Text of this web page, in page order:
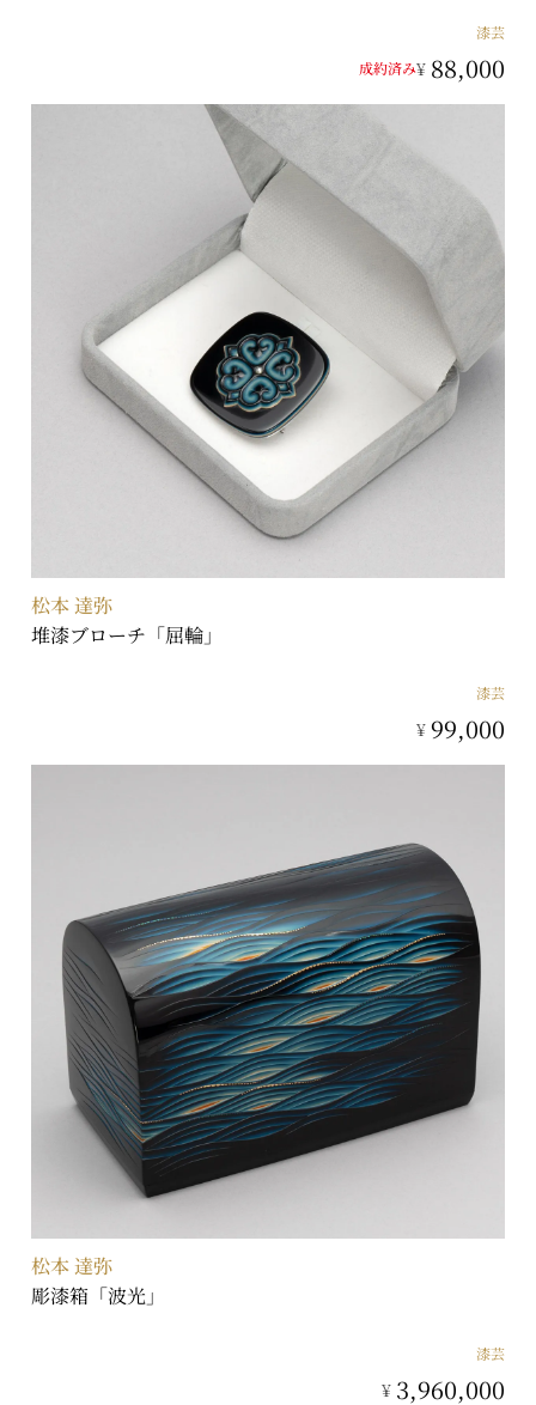
漆芸
成約済み¥ 88,000
松本 達弥
堆漆ブローチ「屈輪」
漆芸
¥ 99,000
松本 達弥
彫漆箱「波光」
漆芸
¥ 3,960,000